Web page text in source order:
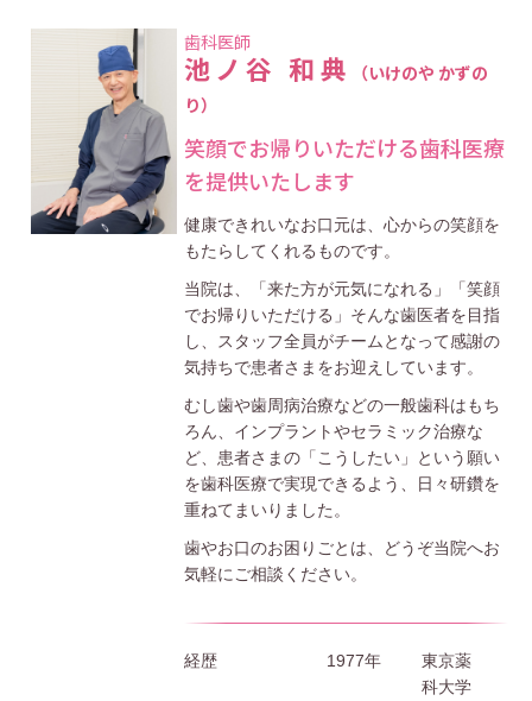
歯科医師
池ノ谷 和典
（いけのや かずの
り）
笑顔でお帰りいただける歯科医療
を提供いたします
健康できれいなお口元は、心からの笑顔を
もたらしてくれるものです。
当院は、「来た方が元気になれる」「笑顔
でお帰りいただける」そんな歯医者を目指
し、スタッフ全員がチームとなって感謝の
気持ちで患者さまをお迎えしています。
むし歯や歯周病治療などの一般歯科はもち
ろん、インプラントやセラミック治療な
ど、患者さまの「こうしたい」という願い
を歯科医療で実現できるよう、日々研鑽を
重ねてまいりました。
歯やお口のお困りごとは、どうぞ当院へお
気軽にご相談ください。
経歴 1977年
東京薬
科大学